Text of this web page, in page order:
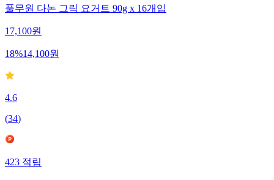
풀무원 다논 그릭 요거트 90g x 16개입
17,100원
18%14,100원
4.6
(34)
423적립